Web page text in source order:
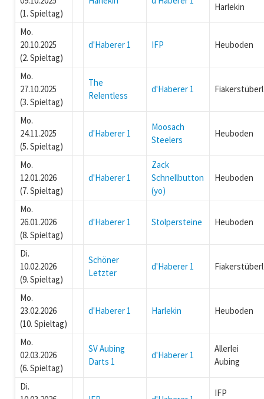
(1. Spieltag)
Harlekin
Mo.
20.10.2025
(2. Spieltag)
d'Haberer 1 IFP Heuboden
Mo.
27.10.2025
(3. Spieltag)
The
Relentless
d'Haberer 1 Fiakerstüberl
Mo.
24.11.2025
(5. Spieltag)
d'Haberer 1
Moosach
Steelers
Heuboden
Mo.
12.01.2026
(7. Spieltag)
d'Haberer 1
Zack
Schnellbutton
(yo)
Heuboden
Mo.
26.01.2026
(8. Spieltag)
d'Haberer 1 Stolpersteine Heuboden
Di.
10.02.2026
(9. Spieltag)
Schöner
Letzter
d'Haberer 1 Fiakerstüberl
Mo.
23.02.2026
(10. Spieltag)
d'Haberer 1 Harlekin Heuboden
Mo.
02.03.2026
(6. Spieltag)
SV Aubing
Darts 1
d'Haberer 1
Allerlei
Aubing
Di.
IFP